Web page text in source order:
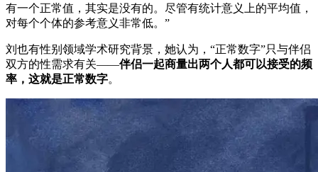
有一个正常值，其实是没有的。尽管有统计意义上的平均值，
对每个个体的参考意义非常低。”
刘也有性别领域学术研究背景，她认为，“正常数字”只与伴侣
双方的性需求有关——伴侣一起商量出两个人都可以接受的频
率，这就是正常数字。